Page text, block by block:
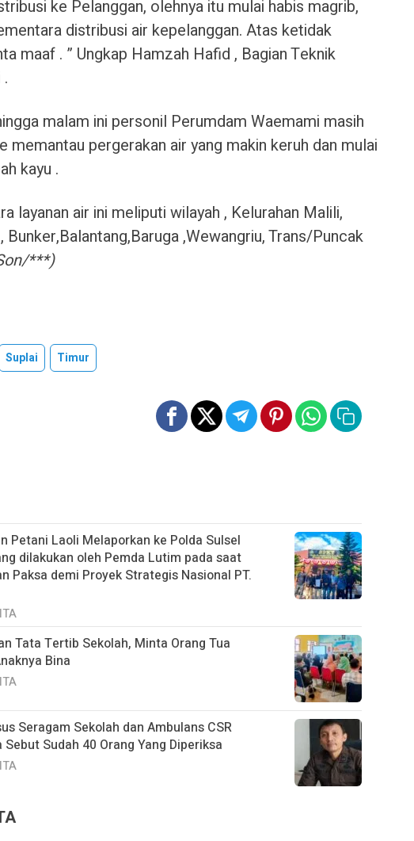
ke Pelanggan, olehnya itu mulai habis magrib,
distribusi air kepelanggan. Atas ketidak
maaf . ” Ungkap Hamzah Hafid , Bagian Teknik
malam ini personil Perumdam Waemami masih
memantau pergerakan air yang makin keruh dan mulai
kayu .
layanan air ini meliputi wilayah , Kelurahan Malili,
,Wewangriu, Trans/Puncak
***)
Suplai Timur
Petani Laoli Melaporkan ke Polda Sulsel
dilakukan oleh Pemda Lutim pada saat
Paksa demi Proyek Strategis Nasional PT.
Tata Tertib Sekolah, Minta Orang Tua
Bina
Seragam Sekolah dan Ambulans CSR
Sudah 40 Orang Yang Diperiksa